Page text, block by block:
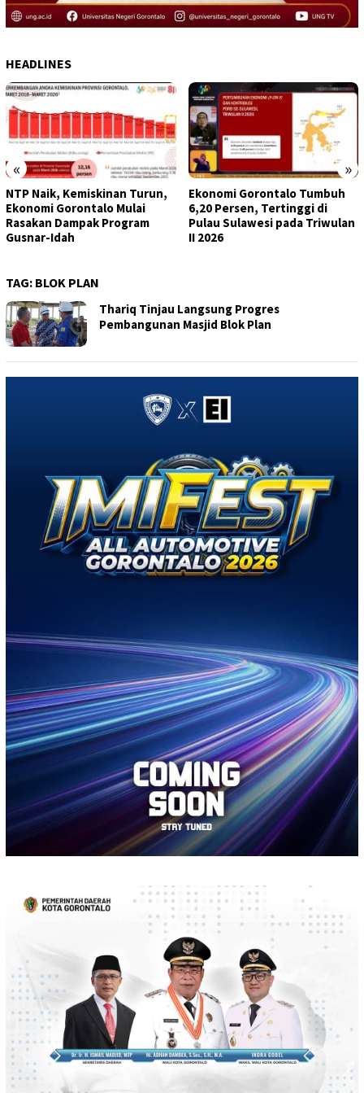
HEADLINES
« »
NTP Naik, Kemiskinan Turun,
Ekonomi Gorontalo Mulai
Rasakan Dampak Program
Gusnar-Idah
Ekonomi Gorontalo Tumbuh
6,20 Persen, Tertinggi di
Pulau Sulawesi pada Triwulan
II 2026
TAG: BLOK PLAN
Thariq Tinjau Langsung Progres
Pembangunan Masjid Blok Plan